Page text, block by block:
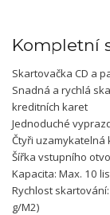
Kompletní
Skartovačka CD a
Snadná a rychlá
kreditních karet
Jednoduché
Čtyři uzamykatelná
Šířka vstupního
Kapacita: Max. 10
Rychlost
g/M2)